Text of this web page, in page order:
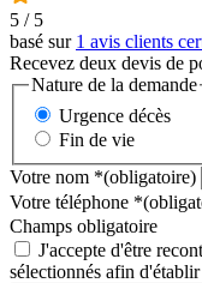
5 / 5
basé sur 1 avis clients
Recevez deux devis de
Nature de la demande
Urgence décès
Fin de vie
Votre nom *(obligatoire)
Votre téléphone *
Champs obligatoire
J'accepte d'être
sélectionnés afin